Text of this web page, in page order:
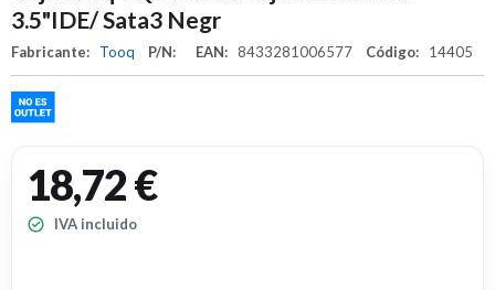
3.5"IDE/ Sata3 Negr
Fabricante: Tooq P/N: EAN: 8433281006577 Código: 14405
18,72 €
IVA incluido